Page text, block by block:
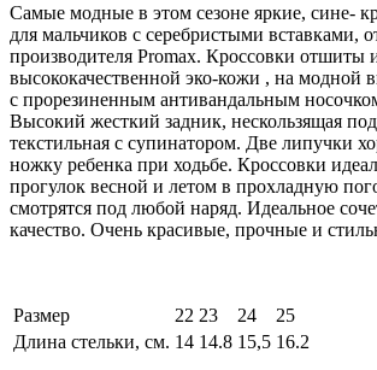
Самые модные в этом сезоне яркие, сине-
для мальчиков с серебристыми вставками,
производителя Promax. Кроссовки отшиты
высококачественной эко-кожи , на модной
с прорезиненным антивандальным
Высокий жесткий задник, нескользящая
текстильная с супинатором. Две липучки
ножку ребенка при ходьбе. Кроссовки
прогулок весной и летом в прохладную
смотрятся под любой наряд. Идеальное
качество. Очень красивые, прочные и
Размер 22 23 24
25
Длина стельки, см. 14 14.8 15,5 16.2